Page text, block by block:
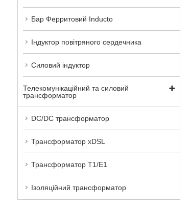
Бар Ферритовий Inducto
Індуктор повітряного сердечника
Силовий індуктор
Телекомунікаційний та силовий
трансформатор
DC/DC трансформатор
Трансформатор xDSL
Трансформатор T1/E1
Ізоляційний трансформатор